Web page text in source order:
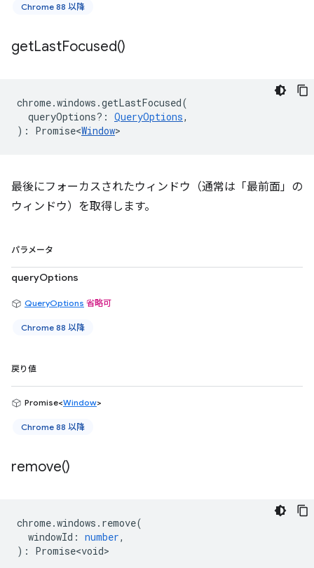
Chrome 88 以降
getLastFocused()
chrome.windows .getLastFocused(
queryOptions? : QueryOptions,
) : Promise<Window>
最後にフォーカスされたウィンドウ（通常は「最前面」の
ウィンドウ）を取得します。
パラメータ
queryOptions
QueryOptions 省略可
Chrome 88 以降
戻り値
Promise<Window>
Chrome 88 以降
remove()
chrome.windows . remove(
windowId : number,
) : Promise<void>